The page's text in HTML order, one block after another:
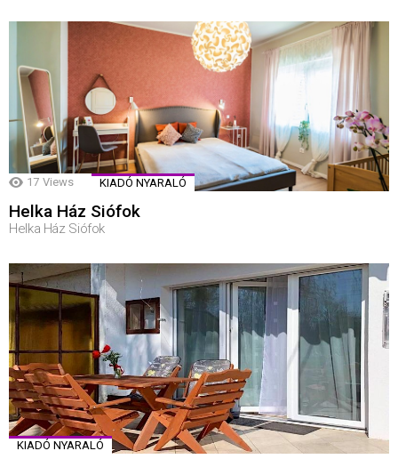
17 Views KIADÓ NYARALÓ
Helka Ház Siófok
Helka Ház Siófok
KIADÓ NYARALÓ